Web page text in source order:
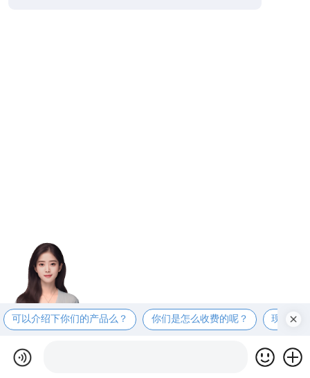
可以介绍下你们的产品么？ 你们是怎么收费的呢？ 现在有